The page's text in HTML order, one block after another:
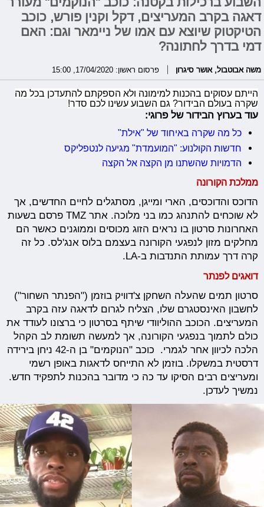
דאגה בקרב המעריצים, דקל וקנין פורש, כוכב
הטיקטוק שיוצא עם אמו של ניימאר וגם: האם
דמי בדרך לחתונה?
משה אבוטבול, אושר סיגרון פרסום ראשון: 17/04/2020, 15:00
הייתם עסוקים בהכנות למימונה ולא הספקתם להתעדכן בכל מה
שקרה בעולם הבידור? גם השבוע עשינו לכם סדר!
עוד בערוץ הבידור של פרוגי:
כל מה שקרה באיחוד של "אילת"
חדשות הקולנוע: "המועמדת" מגיעה לנטפליקס
הדמויות שהשתנו מן הקצה אל הקצה
ממלכת הקורונה
הדוכס והדוכסים, הארי ומייגן, מסתגלים לחיים החדשים, אך
לא שוכחים להתנהג כמו בני מלוכה. אתר TMZ פרסם בשעות
האחרונות סרטון בו נראים הזוג מכוסים וממוגנים כאשר הם
מחלקים מזון לנפגעי הקורונה בעצמם בלוס אנג'לס. כל זה
קרה דרך עמותת התנדבות ב-LA.
דואגים לפנתר
סרטון תמים שהעלה השחקן צ'דוויק בוזמן ("הפנתר השחור")
לחשבון האינסטגרם שלו, הצליח לגרום לדאגה עזה בקרב
המעריצים. הכוכב ההוליוודי שיתף בסרטון כי ברצונו לעודד את
כולם לתמוך בנפגעי הקורונה, אך למעשה תשומת לב הקהל
הלכה לכיוון אחר לגמרי. כוכב "הנוקמים" בן ה-42 ניחן בירידה
דרסטית במשקלו. בוזמן לא התייחס לדאגות באופן רשמי
ומעריצים רבים הסיקו עד כה כי מדובר בהכנות לתפקיד חדש.
נמשיך לעדכן.